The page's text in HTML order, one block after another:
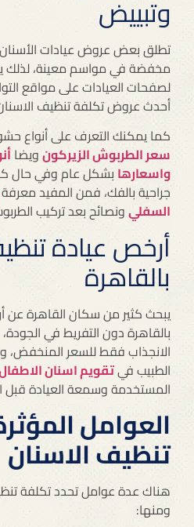
وتبييض
تطلق بعض عروض عيادات
مخفضة في مواسم معينة، لذلك
لصفحات العيادات على مواقع
أحدث عروض تكلفة تنظيف
كما يمكنك التعرف على أنواع
سعر الطربوش الزيركونويضا
واسعارها بشكل عام وفي حال
جراحية بالفك، فمن المفيد معرفة
السفليونصائح بعد تركيب
أرخص عيادة
بالقاهرة
يبحث كثير من سكان القاهرة عن
بالقاهرة دون التفريط في
الانجذاب فقط للسعر المنخفض،
الطبيب فيتقويم اسنان
المستخدمة وسمعة العيادة قبل
العوامل
تنظيف الاسنان
هناك عدة عوامل تحدد تكلفة
ومنها: